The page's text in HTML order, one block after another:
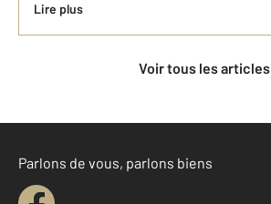
Lire plus
Voir tous les articles
Parlons de vous, parlons biens